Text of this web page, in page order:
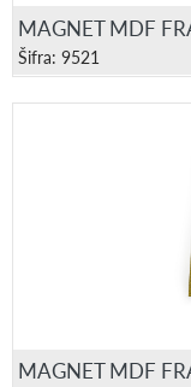
MAGNET MDF
Šifra: 9521
MAGNET MDF